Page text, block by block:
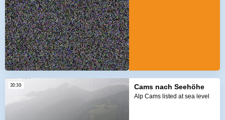
Cams nach Seehöhe
Alp Cams listed at sea level